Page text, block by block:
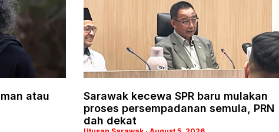
atau
Sarawak kecewa SPR baru mulakan
proses persempadanan semula, PRN
dah dekat